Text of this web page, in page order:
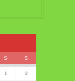
S S
1 2